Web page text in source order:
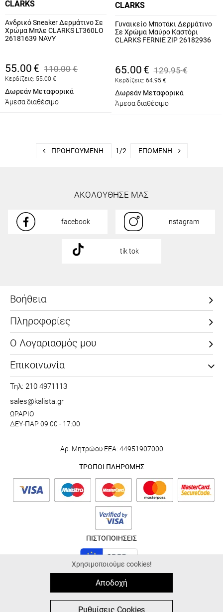
CLARKS
Ανδρικό Sneaker Δερμάτινο Σε
Χρώμα Μπλε CLARKS LT360LO
26181639 NAVY
55.00 € 110.00 €
Κερδίζεις: 55.00 €
Δωρεάν Μεταφορικά
Άμεσα διαθέσιμο
CLARKS
Γυναικείο Μποτάκι Δερμάτινο
Σε Χρώμα Μαύρο Καστόρι
CLARKS FERNIE ZIP 26182936
65.00 € 129.95 €
Κερδίζεις: 64.95 €
Δωρεάν Μεταφορικά
Άμεσα διαθέσιμο
ΠΡΟΗΓΟΎΜΕΝΗ 1/2 ΕΠΌΜΕΝΗ
ΑΚΟΛΟΥΘΗΣΕ ΜΑΣ
facebook instagram
tik tok
Βοήθεια
Πληροφορίες
Ο Λογαριασμός μου
Επικοινωνία
Τηλ: 210 4971113
sales@kalista.gr
ΩΡΑΡΙΟ
ΔΕΥ-ΠΑΡ 09:00 - 17:00
Αρ. Μητρώου ΕΕΑ: 44951907000
ΤΡΟΠΟΙ ΠΛΗΡΩΜΗΣ
ΠΙΣΤΟΠΟΙΗΣΕΙΣ
ALL-IN-ONE eCommerce Business Development by
Plushost.gr
Χρησιμοποιούμε cookies!
Αποδοχή
Ρυθμίσεις Cookies